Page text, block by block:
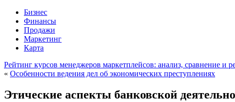
Бизнес
Финансы
Продажи
Маркетинг
Карта
Рейтинг курсов менеджеров маркетплейсов: анализ, сравнение и
« Особенности ведения дел об экономических преступлениях
Этические аспекты банковской